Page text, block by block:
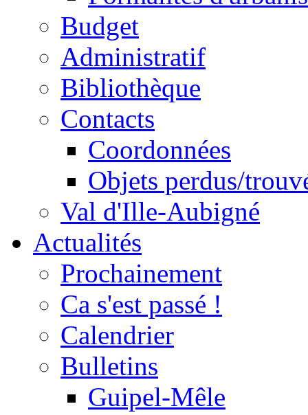
Budget
Administratif
Bibliothèque
Contacts
Coordonnées
Objets perdus/
Val d'Ille-Aubigné
Actualités
Prochainement
Ca s'est passé !
Calendrier
Bulletins
Guipel-Mêle